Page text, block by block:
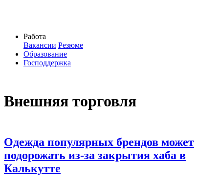
Работа
Вакансии Резюме
Образование
Господдержка
Внешняя торговля
Одежда популярных брендов может
подорожать из-за закрытия хаба в
Калькутте